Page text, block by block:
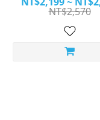
NT$2,570